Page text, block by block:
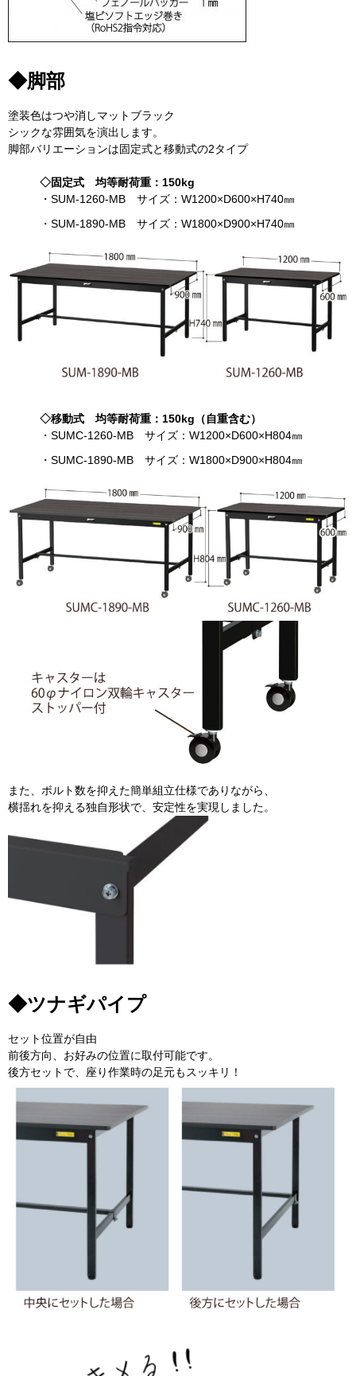
◆脚部
塗装色はつや消しマットブラック
シックな雰囲気を演出します。
脚部バリエーションは固定式と移動式の2タイプ
◇固定式 均等耐荷重：150kg
・SUM-1260-MB サイズ：W1200×D600×H740㎜
・SUM-1890-MB サイズ：W1800×D900×H740㎜
◇移動式 均等耐荷重：150kg（自重含む）
・SUMC-1260-MB サイズ：W1200×D600×H804㎜
・SUMC-1890-MB サイズ：W1800×D900×H804㎜
また、ボルト数を抑えた簡単組立仕様でありながら、
横揺れを抑える独自形状で、安定性を実現しました。
◆ツナギパイプ
セット位置が自由
前後方向、お好みの位置に取付可能です。
後方セットで、座り作業時の足元もスッキリ！